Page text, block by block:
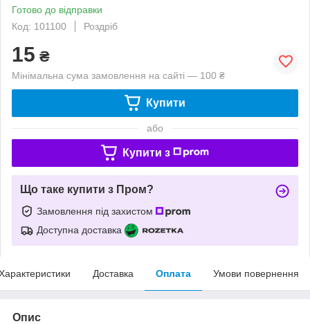
Готово до відправки
Код: 101100
Роздріб
15 ₴
Мінімальна сума замовлення на сайті — 100 ₴
Купити
або
Купити з
Що таке купити з Пром?
Замовлення під захистом
Доступна доставка
Доставка Оплата Умови повернення
Опис